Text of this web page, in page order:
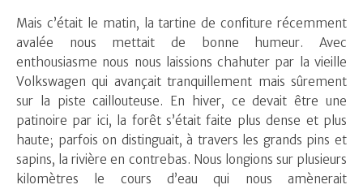
Mais c’était le matin, la tartine de confiture récemment
avalée nous mettait de bonne humeur. Avec
enthousiasme nous nous laissions chahuter par la vieille
Volkswagen qui avançait tranquillement mais sûrement
sur la piste caillouteuse. En hiver, ce devait être une
patinoire par ici, la forêt s’était faite plus dense et plus
haute; parfois on distinguait, à travers les grands pins et
sapins, la rivière en contrebas. Nous longions sur plusieurs
kilomètres le cours d’eau qui nous amènerait